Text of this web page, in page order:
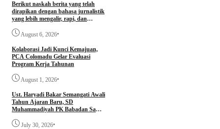
Berikut naskah berita yang telah
dirapikan dengan bahasa jurnalistik
yang lebih mengalir, rapi, dan
August 6, 2026•
Kolaborasi Jadi Kunci Kemajuan,
PCA Colomadu Gelar Evaluasi
Program Kerja Tahunan
August 1, 2026•
Ust. Haryadi Bakar Semangati Awali
Tahun Ajaran Baru, SD
Muhammadiyah PK Babadan Sambi
July 30, 2026•